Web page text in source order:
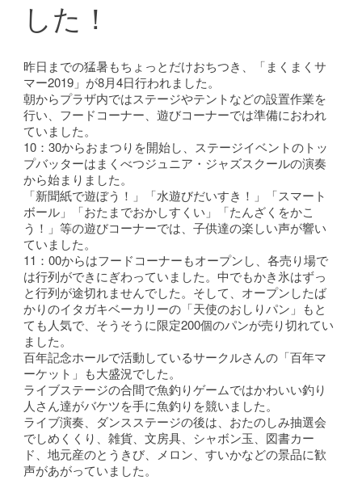
した！
昨日までの猛暑もちょっとだけおちつき、「まくまくサ
マー2019」が8月4日行われました。
朝からプラザ内ではステージやテントなどの設置作業を
行い、フードコーナー、遊びコーナーでは準備におわれ
ていました。
10：30からおまつりを開始し、ステージイベントのトッ
プバッターはまくべつジュニア・ジャズスクールの演奏
から始まりました。
「新聞紙で遊ぼう！」「水遊びだいすき！」「スマート
ボール」「おたまでおかしすくい」「たんざくをかこ
う！」等の遊びコーナーでは、子供達の楽しい声が響い
ていました。
11：00からはフードコーナーもオープンし、各売り場で
は行列ができにぎわっていました。中でもかき氷はずっ
と行列が途切れませんでした。そして、オープンしたば
かりのイタガキベーカリーの「天使のおしりパン」もと
ても人気で、そうそうに限定200個のパンが売り切れてい
ました。
百年記念ホールで活動しているサークルさんの「百年マ
ーケット」も大盛況でした。
ライブステージの合間で魚釣りゲームではかわいい釣り
人さん達がバケツを手に魚釣りを競いました。
ライブ演奏、ダンスステージの後は、おたのしみ抽選会
でしめくくり、雑貨、文房具、シャボン玉、図書カー
ド、地元産のとうきび、メロン、すいかなどの景品に歓
声があがっていました。